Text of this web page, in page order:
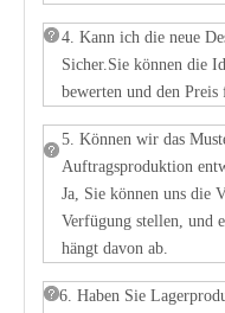
4. Kann ich die neue
Sicher.Sie können die
bewerten und den Preis
5. Können wir das
Auftragsproduktion
Ja, Sie können uns die
Verfügung stellen, und
hängt davon ab.
6. Haben Sie